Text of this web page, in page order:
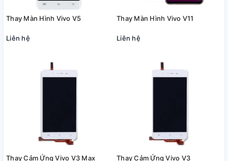
Thay Màn Hình Vivo V5
Liên hệ
Thay Màn Hình Vivo V11
Liên hệ
Thay Cảm Ứng Vivo V3 Max Thay Cảm Ứng Vivo V3